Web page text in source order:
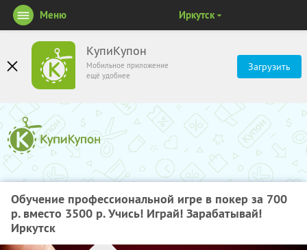
КупиКупон
Мобильное приложение
ещё удобнее
Загрузить
Меню Иркутск
Обучение профессиональной игре в покер за 700
р. вместо 3500 р. Учись! Играй! Зарабатывай!
Иркутск